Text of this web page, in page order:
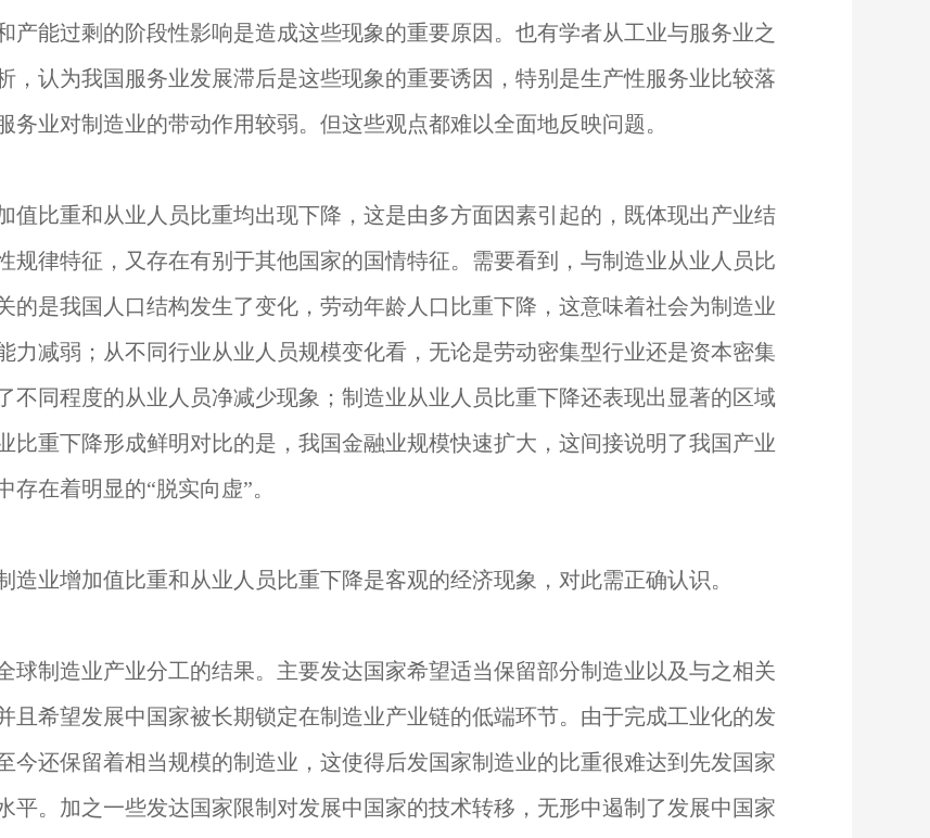
产能过剩的阶段性影响是造成这些现象的重要原因。也有学者从工业与服务业之
，认为我国服务业发展滞后是这些现象的重要诱因，特别是生产性服务业比较落
务业对制造业的带动作用较弱。但这些观点都难以全面地反映问题。
值比重和从业人员比重均出现下降，这是由多方面因素引起的，既体现出产业结
规律特征，又存在有别于其他国家的国情特征。需要看到，与制造业从业人员比
的是我国人口结构发生了变化，劳动年龄人口比重下降，这意味着社会为制造业
力减弱；从不同行业从业人员规模变化看，无论是劳动密集型行业还是资本密集
不同程度的从业人员净减少现象；制造业从业人员比重下降还表现出显著的区域
比重下降形成鲜明对比的是，我国金融业规模快速扩大，这间接说明了我国产业
存在着明显的“脱实向虚”。
造业增加值比重和从业人员比重下降是客观的经济现象，对此需正确认识。
球制造业产业分工的结果。主要发达国家希望适当保留部分制造业以及与之相关
且希望发展中国家被长期锁定在制造业产业链的低端环节。由于完成工业化的发
今还保留着相当规模的制造业，这使得后发国家制造业的比重很难达到先发国家
平。加之一些发达国家限制对发展中国家的技术转移，无形中遏制了发展中国家